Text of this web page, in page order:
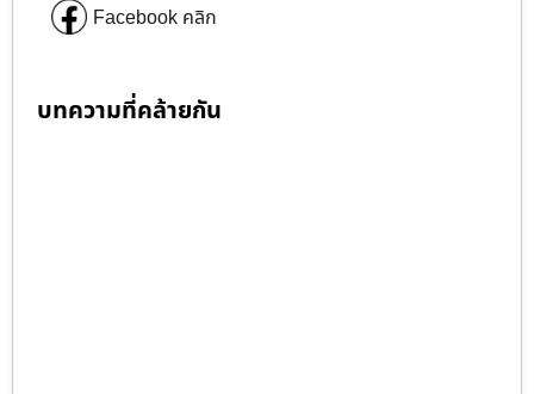
Facebook คลิก
บทความที่คล้ายกัน